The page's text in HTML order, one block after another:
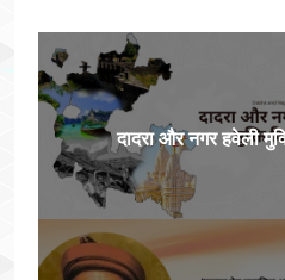
दादरा और नगर हवेली